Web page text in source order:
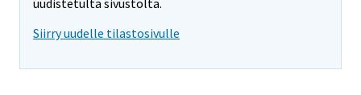
uudistetulta sivustolta.
Siirry uudelle tilastosivulle